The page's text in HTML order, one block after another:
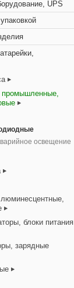
UPS
промышленные,
освещение
блоки питания
зарядные